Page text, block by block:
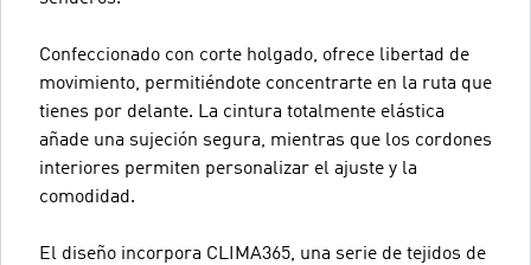
Confeccionado con corte holgado, ofrece libertad de
movimiento, permitiéndote concentrarte en la ruta que
tienes por delante. La cintura totalmente elástica
añade una sujeción segura, mientras que los cordones
interiores permiten personalizar el ajuste y la
comodidad.
El diseño incorpora CLIMA365, una serie de tejidos de